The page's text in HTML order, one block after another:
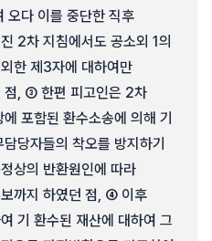
오다 이를 중단한 직후
2차 지침에서도 공소외 1의
한 제3자에 대하여만
점, ③ 한편 피고인은 2차
포함된 환수소송에 의해 기
당자들의 착오를 방지하기
상의 반환원인에 따라
까지 하였던 점, ④ 이후
기 환수된 재산에 대하여 그